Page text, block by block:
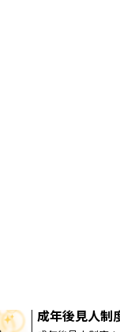
成年後見人制